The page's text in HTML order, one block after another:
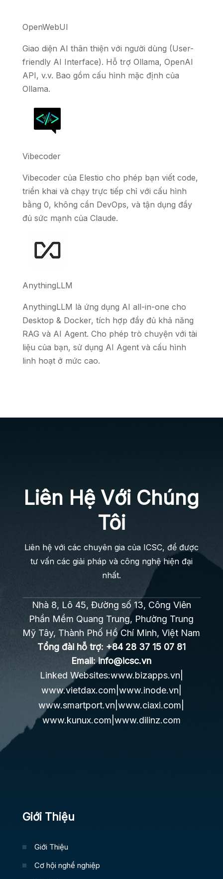
OpenWebUI
Giao diện AI thân thiện với người dùng (User-
friendly AI Interface). Hỗ trợ Ollama, OpenAI
API, v.v. Bao gồm cấu hình mặc định của
Ollama.
Vibecoder
Vibecoder của Elestio cho phép bạn viết code,
triển khai và chạy trực tiếp chỉ với cấu hình
bằng 0, không cần DevOps, và tận dụng đầy
đủ sức mạnh của Claude.
AnythingLLM
AnythingLLM là ứng dụng AI all-in-one cho
Desktop & Docker, tích hợp đầy đủ khả năng
RAG và AI Agent. Cho phép trò chuyện với tài
liệu của bạn, sử dụng AI Agent và cấu hình
linh hoạt ở mức cao.
Liên Hệ Với Chúng
Tôi
Liên hệ với các chuyên gia của ICSC, để được
tư vấn các giải pháp và công nghệ hiện đại
nhất.
Nhà 8, Lô 45, Đường số 13, Công Viên
Phần Mềm Quang Trung, Phường Trung
Mỹ Tây, Thành Phố Hồ Chí Minh, Việt Nam
Tổng đài hỗ trợ: +84 28 37 15 07 81
Email:info@icsc.vn
Linked Websites:www.bizapps.vn
www.vietdax.com www.inode.vn
www.smartport.vn |www.ciaxi.com
www.kunux.com www.dilinz.com
Giới Thiệu
Giới Thiệu
Cơ hội nghề nghiệp